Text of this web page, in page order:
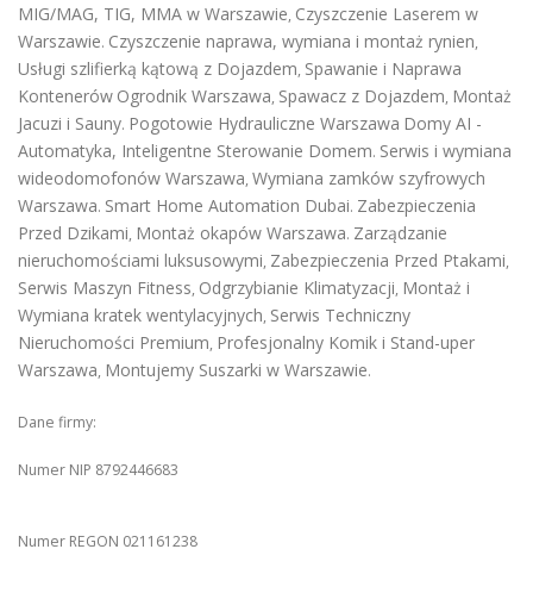
MIG/MAG, TIG, MMA w Warszawie, Czyszczenie Laserem w
Warszawie. Czyszczenie naprawa, wymiana i montaż rynien,
Usługi szlifierką kątową z Dojazdem, Spawanie i Naprawa
Kontenerów Ogrodnik Warszawa, Spawacz z Dojazdem, Montaż
Jacuzi i Sauny. Pogotowie Hydrauliczne Warszawa Domy AI -
Automatyka, Inteligentne Sterowanie Domem. Serwis i wymiana
wideodomofonów Warszawa, Wymiana zamków szyfrowych
Warszawa. Smart Home Automation Dubai. Zabezpieczenia
Przed Dzikami, Montaż okapów Warszawa. Zarządzanie
nieruchomościami luksusowymi, Zabezpieczenia Przed Ptakami,
Serwis Maszyn Fitness, Odgrzybianie Klimatyzacji, Montaż i
Wymiana kratek wentylacyjnych, Serwis Techniczny
Nieruchomości Premium, Profesjonalny Komik i Stand-uper
Warszawa, Montujemy Suszarki w Warszawie.
Dane firmy:
Numer NIP 8792446683
Numer REGON 021161238